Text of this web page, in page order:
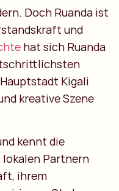
Doch Ruanda ist
und
hat sich Ruanda
Kigali
kreative Szene
kennt die
Partnern
ihrem